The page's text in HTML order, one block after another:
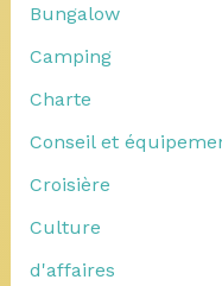
Bungalow
Camping
Charte
Conseil et
Croisière
Culture
d'affaires